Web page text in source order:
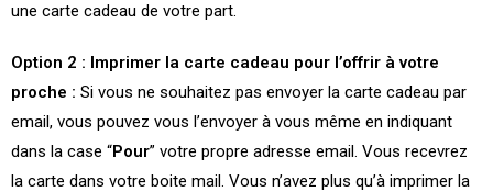
une carte cadeau de votre part.
Option 2 : Imprimer la carte cadeau pour l’offrir à votre
proche : Si vous ne souhaitez pas envoyer la carte cadeau par
email, vous pouvez vous l’envoyer à vous même en indiquant
dans la case “Pour” votre propre adresse email. Vous recevrez
la carte dans votre boite mail. Vous n’avez plus qu’à imprimer la